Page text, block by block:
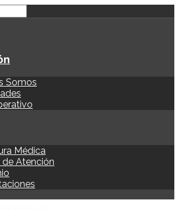
Somos
Médica
de Atención